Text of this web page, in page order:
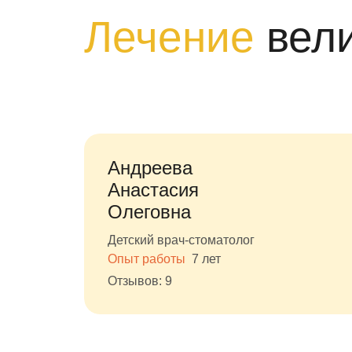
Лечение
Андреева
Анастасия
Олеговна
Детский врач-стоматолог
Опыт работы 7 лет
Отзывов: 9